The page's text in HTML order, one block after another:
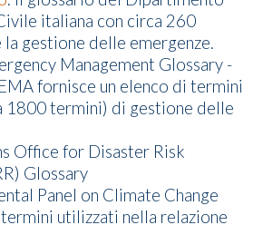
italiana con circa 260
gestione delle emergenze.
Management Glossary -
fornisce un elenco di termini
1800 termini) di gestione delle
Office for Disaster Risk
Glossary
Panel on Climate Change
utilizzati nella relazione